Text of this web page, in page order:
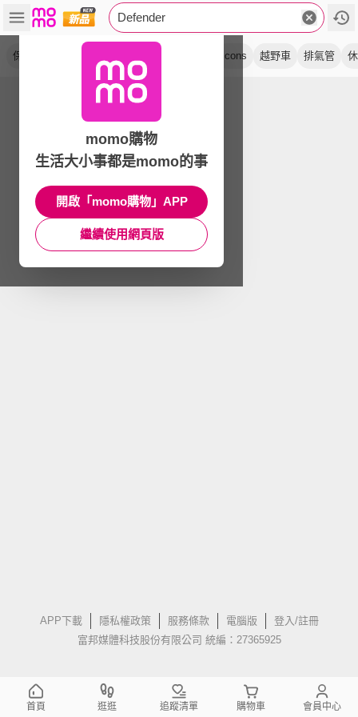
Defender
保護殼 icons 越野車 排氣管
APP下載 隱私權政策 服務條款 電腦版
登入/註冊
富邦媒體科技股份有限公司 統編：27365925
momo購物
生活大小事都是momo的事
開啟「momo購物」APP
繼續使用網頁版
首頁 逛逛 追蹤清單 購物車 會員中心